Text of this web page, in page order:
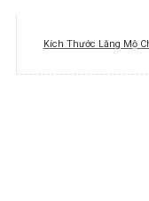
Kích Thước Lăng Mộ